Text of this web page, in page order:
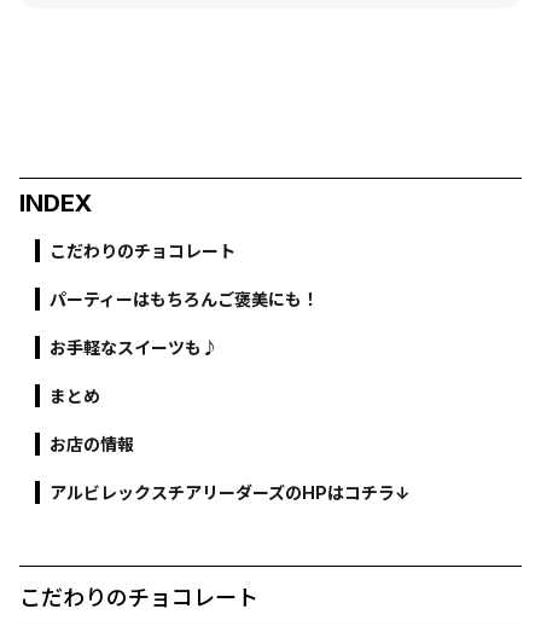
INDEX
こだわりのチョコレート
パーティーはもちろんご褒美にも！
お手軽なスイーツも♪
まとめ
お店の情報
アルビレックスチアリーダーズのHPはコチラ↓
こだわりのチョコレート